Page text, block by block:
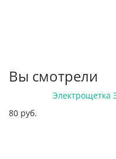
Вы смотрели
Электрощетка
80 руб.